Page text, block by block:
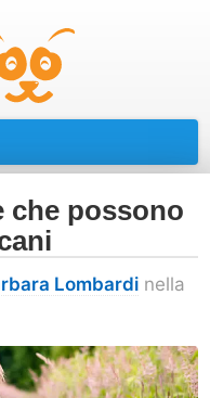
che possono
Lombardi nella